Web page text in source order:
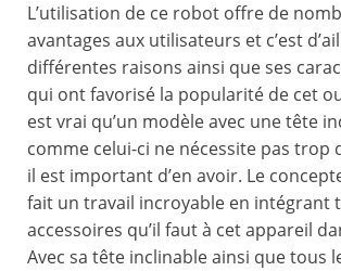
L’utilisation de ce robot offre de
avantages aux utilisateurs et c’est
différentes raisons ainsi que ses
qui ont favorisé la popularité de cet
est vrai qu’un modèle avec une tête
comme celui-ci ne nécessite pas trop
il est important d’en avoir. Le
fait un travail incroyable en intégrant
accessoires qu’il faut à cet appareil
Avec sa tête inclinable ainsi que tous